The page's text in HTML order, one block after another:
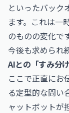
といったバック
ます。これは一
のものの変化で
今後も求められ
AIとの「すみ分
ここで正直にお
る定型的な問い
ャットボットが